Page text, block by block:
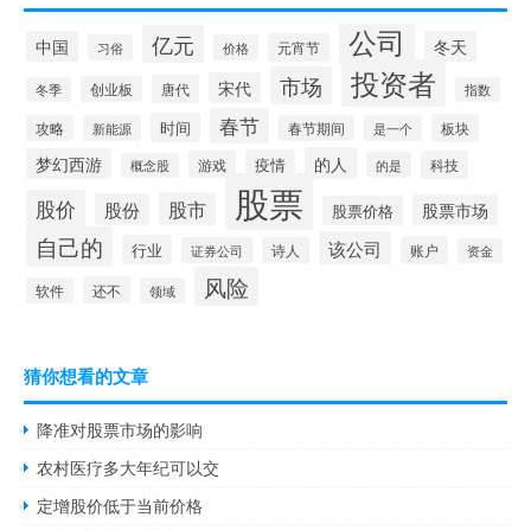
中国 习俗 亿元 价格 元宵节 公司 冬天
冬季 创业板 唐代 宋代 市场 投资者 指数
攻略 新能源 时间 春节 春节期间 是一个 板块
梦幻西游 概念股 游戏 疫情 的人 的是 科技
股价 股份 股市 股票 股票价格 股票市场
自己的 行业 证券公司 诗人 该公司 账户 资金
软件 还不 领域 风险
猜你想看的文章
降准对股票市场的影响
农村医疗多大年纪可以交
定增股价低于当前价格